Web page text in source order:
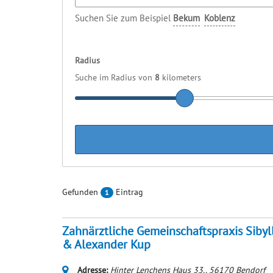
Suchen Sie zum Beispiel Bekum Koblenz
Radius
Suche im Radius von 8 kilometers
Gefunden 1 Eintrag
Zahnärztliche Gemeinschaftspraxis
& Alexander Kup
Adresse: Hinter Lenchens Haus 33,, 56170Bendorf